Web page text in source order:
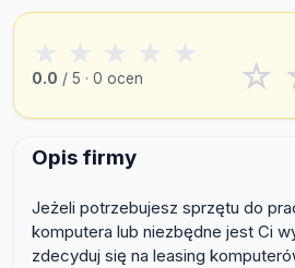
★ ★ ★ ★ ★
0.0 / 5 · 0 ocen ☆
Opis firmy
Jeżeli potrzebujesz sprzętu do
komputera lub niezbędne jest Ci
zdecyduj się na leasing